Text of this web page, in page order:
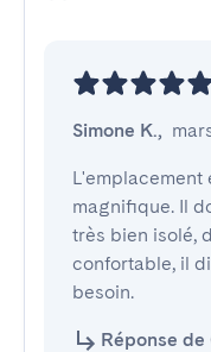
Simone K.,
magnifique. Il
très bien isolé,
confortable, il
besoin.
Réponse